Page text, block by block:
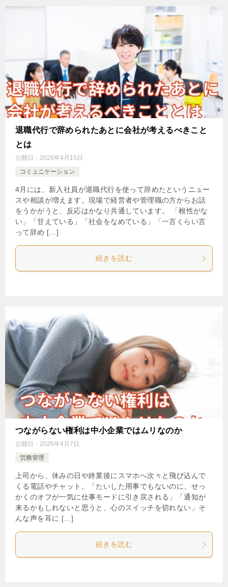
退職代行で辞められたあとに会社が考えるべきこと
とは
公開日： 2026年4月15日
コミュニケーション
4月には、新入社員が退職代行を使って辞めたというニュー
スや相談が増えます。現場で経営者や管理職の方からお話
をうかがうと、反応はかなり共通しています。 「根性がな
い」「甘えている」「社会をなめている」「一言くらい言
って辞め […]
続きを読む
つながらない権利は中小企業ではムリなのか
公開日： 2026年4月7日
労務管理
上司から、休みの日や終業後にスマホへ次々と飛び込んで
くる電話やチャット。「たいした用事でもないのに、せっ
かくのオフが一気に仕事モードに引き戻される」「通知が
来るかもしれないと思うと、心のスイッチを切れない」そ
んな声を耳に […]
続きを読む